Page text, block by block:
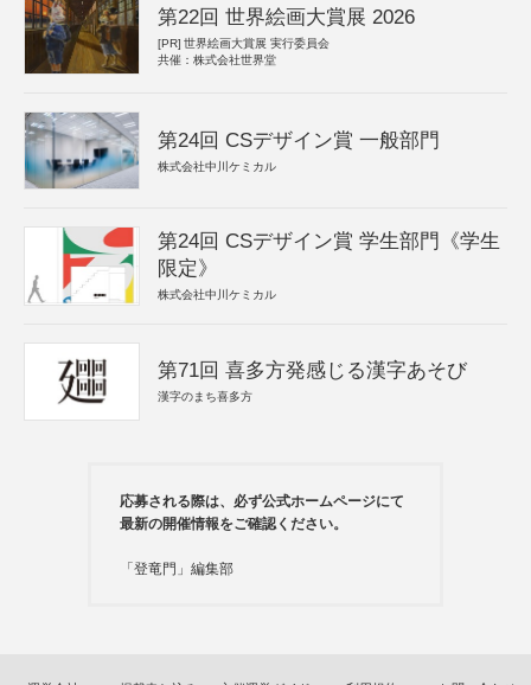
第22回 世界絵画大賞展 2026
[PR] 世界絵画大賞展 実行委員会
共催：株式会社世界堂
第24回 CSデザイン賞 一般部門
株式会社中川ケミカル
第24回 CSデザイン賞 学生部門《学生
限定》
株式会社中川ケミカル
第71回 喜多方発感じる漢字あそび
漢字のまち喜多方
応募される際は、必ず公式ホームページにて
最新の開催情報をご確認ください。
「登竜門」編集部